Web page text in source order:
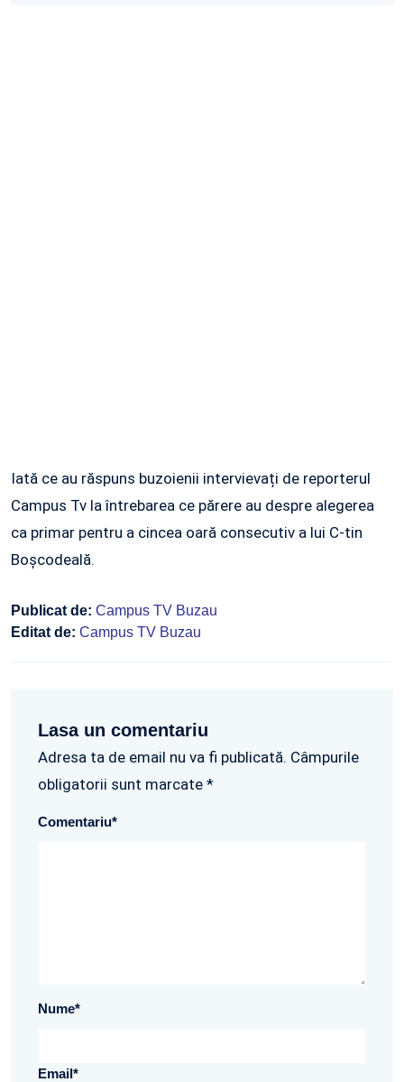
Iată ce au răspuns buzoienii intervievați de reporterul
Campus Tv la întrebarea ce părere au despre alegerea
ca primar pentru a cincea oară consecutiv a lui C-tin
Boșcodeală.
Publicat de: Campus TV Buzau
Editat de: Campus TV Buzau
Lasa un comentariu
Adresa ta de email nu va fi publicată. Câmpurile
obligatorii sunt marcate *
Comentariu*
Nume*
Email*